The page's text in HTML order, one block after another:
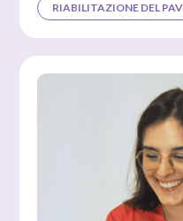
RIABILITAZIONE DEL